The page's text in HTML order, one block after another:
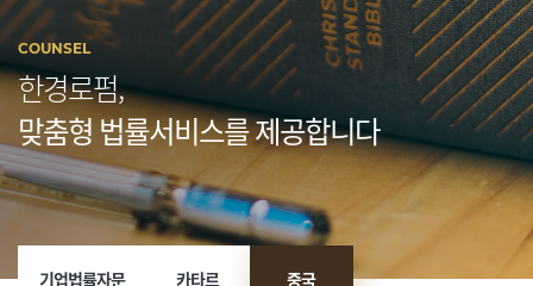
COUNSEL
한경로펌,
맞춤형 법률서비스를 제공합니다
기업법률자문 카타르 중국